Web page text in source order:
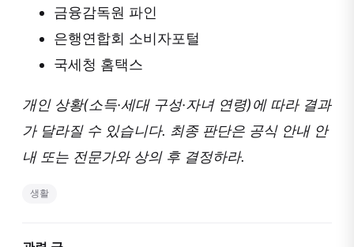
금융감독원 파인
은행연합회 소비자포털
국세청 홈택스
개인 상황(소득·세대 구성·자녀 연령)에 따라 결과
가 달라질 수 있습니다. 최종 판단은 공식 안내 안
내 또는 전문가와 상의 후 결정하라.
생활